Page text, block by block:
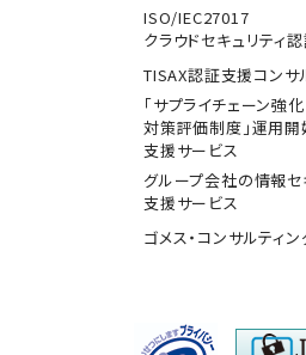
ISO/IEC27017
クラウドセキュリティ
TISAX認証支援コンサ
「サプライチェーン強
対策評価制度」運用
支援サービス
グループ会社の情報セ
支援サービス
ゴメス・コンサルティン